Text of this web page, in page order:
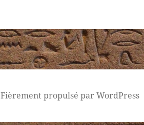
Fièrement propulsé par WordPress